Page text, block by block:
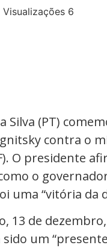
Visualizações 6
Silva (PT)
contra o
O presidente
o
uma “vitória da
13 de
um